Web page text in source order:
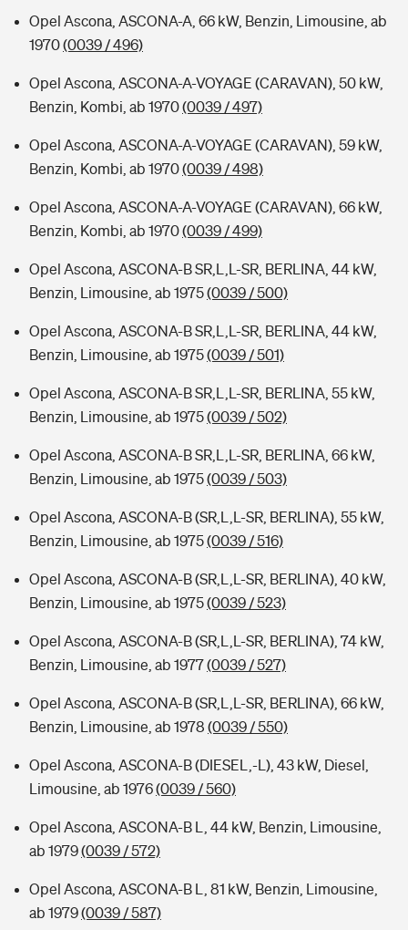
Opel Ascona, ASCONA-A, 66 kW, Benzin, Limousine, ab
1970(0039 / 496)
Opel Ascona, ASCONA-A-VOYAGE (CARAVAN), 50 kW,
Benzin, Kombi, ab 1970(0039 / 497)
Opel Ascona, ASCONA-A-VOYAGE (CARAVAN), 59 kW,
Benzin, Kombi, ab 1970(0039 / 498)
Opel Ascona, ASCONA-A-VOYAGE (CARAVAN), 66 kW,
Benzin, Kombi, ab 1970(0039 / 499)
Opel Ascona, ASCONA-B SR,L,L-SR, BERLINA, 44 kW,
Benzin, Limousine, ab 1975(0039 / 500)
Opel Ascona, ASCONA-B SR,L,L-SR, BERLINA, 44 kW,
Benzin, Limousine, ab 1975(0039 / 501)
Opel Ascona, ASCONA-B SR,L,L-SR, BERLINA, 55 kW,
Benzin, Limousine, ab 1975(0039 / 502)
Opel Ascona, ASCONA-B SR,L,L-SR, BERLINA, 66 kW,
Benzin, Limousine, ab 1975(0039 / 503)
Opel Ascona, ASCONA-B (SR,L,L-SR, BERLINA), 55 kW,
Benzin, Limousine, ab 1975(0039 / 516)
Opel Ascona, ASCONA-B (SR,L,L-SR, BERLINA), 40 kW,
Benzin, Limousine, ab 1975(0039 / 523)
Opel Ascona, ASCONA-B (SR,L,L-SR, BERLINA), 74 kW,
Benzin, Limousine, ab 1977(0039 / 527)
Opel Ascona, ASCONA-B (SR,L,L-SR, BERLINA), 66 kW,
Benzin, Limousine, ab 1978 (0039 / 550)
Opel Ascona, ASCONA-B (DIESEL,-L), 43 kW, Diesel,
Limousine, ab 1976(0039 / 560)
Opel Ascona, ASCONA-B L, 44 kW, Benzin, Limousine,
ab 1979(0039 / 572)
Opel Ascona, ASCONA-B L, 81 kW, Benzin, Limousine,
ab 1979(0039 / 587)